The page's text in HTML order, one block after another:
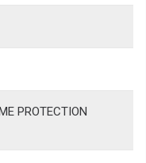
PROTECTION